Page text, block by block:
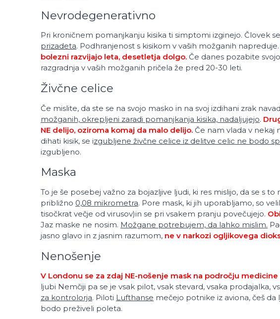
Nevrodegenerativno
Pri kroničnem pomanjkanju kisika ti simptomi izginejo. Človek
prizadeta. Podhranjenost s kisikom v vaših možganih napreduje.
bolezni razvijajo leta, desetletja dolgo. Če danes pozabite
razgradnja v vaših možganih pričela že pred 20-30 leti.
Živčne celice
Če mislite, da ste se na svojo masko in na svoj izdihani zrak
možganih, okrepljeni zaradi pomanjkanja kisika, nadaljujejo.
NE delijo, oziroma komaj da malo delijo. Če nam vlada v nekaj
dihati kisik, se izgubljene živčne celice iz delitve celic ne bodo
izgubljeno.
Maska
To je še posebej važno za bojazljive ljudi, ki res mislijo, da se s
približno 0,08 mikrometra. Pore mask, ki jih uporabljamo, so
tisočkrat večje od virusov)in se pri vsakem pranju povečujejo.
Jaz maske ne nosim. Možgane potrebujem, da lahko mislim.
jasno glavo in z jasnim razumom, ne v narkozi ogljikovega
Nenošenje
V Londonu se za zdaj NE-nošenje mask na področju
ljubi Nemčiji pa se je vsak pilot, vsak stevard, vsaka prodajalka,
za kontrolorja. Piloti Lufthanse mečejo potnike iz aviona, češ
bodo preživeli poleta.